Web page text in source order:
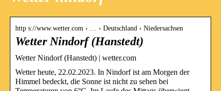
http s://www.wetter.com › … › Deutschland › Niedersachsen
Wetter Nindorf (Hanstedt)
Wetter Nindorf (Hanstedt) | wetter.com
Wetter heute, 22.02.2023. In Nindorf ist am Morgen der
Himmel bedeckt, die Sonne ist nicht zu sehen bei